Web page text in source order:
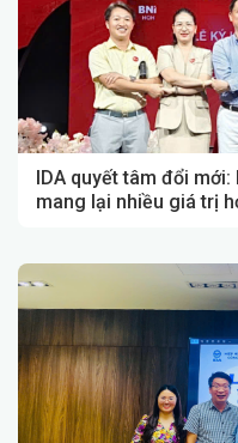
IDA quyết tâm đổi
mang lại nhiều giá trị